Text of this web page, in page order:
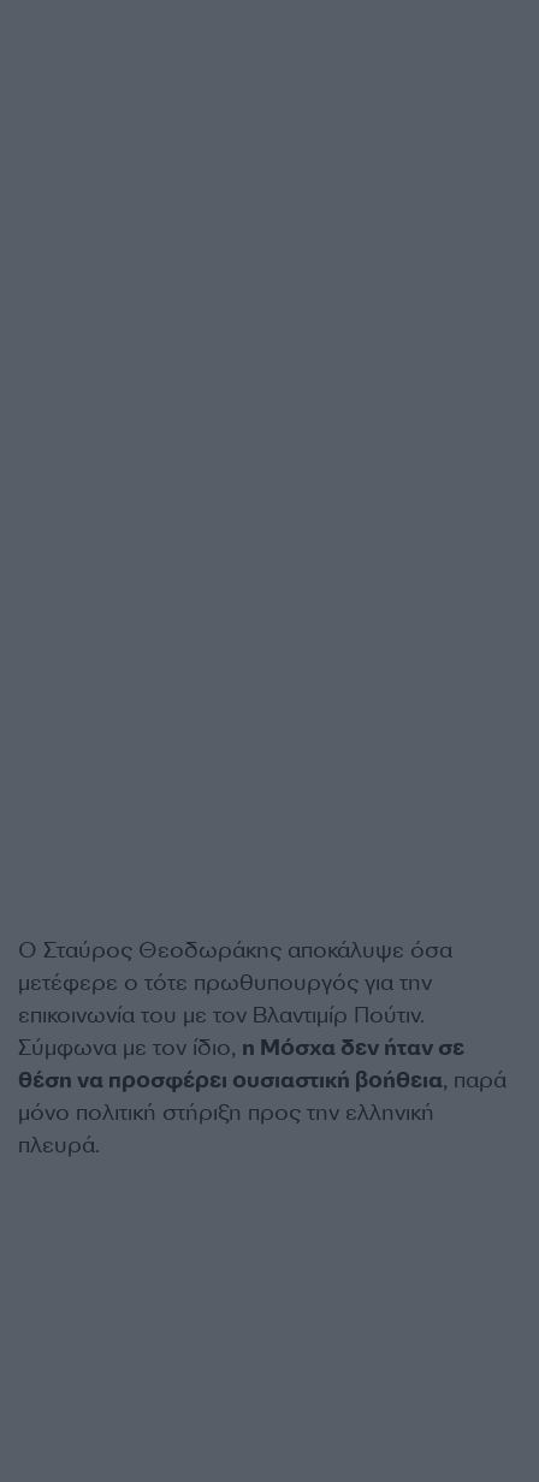
Ο Σταύρος Θεοδωράκης αποκάλυψε όσα
μετέφερε ο τότε πρωθυπουργός για την
επικοινωνία του με τον Βλαντιμίρ Πούτιν.
Σύμφωνα με τον ίδιο, η Μόσχα δεν ήταν σε
θέση να προσφέρει ουσιαστική βοήθεια, παρά
μόνο πολιτική στήριξη προς την ελληνική
πλευρά.